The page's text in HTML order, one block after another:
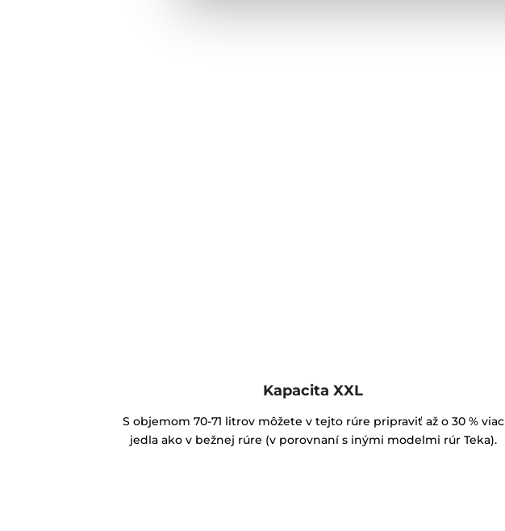
Kapacita XXL
S objemom 70-71 litrov môžete v tejto rúre pripraviť až o 30 % viac
jedla ako v bežnej rúre (v porovnaní s inými modelmi rúr Teka).